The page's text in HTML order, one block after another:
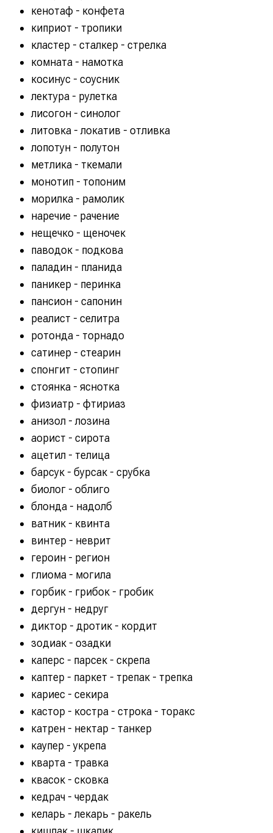
кенотаф - конфета
киприот - тропики
кластер - сталкер - стрелка
комната - намотка
косинус - соусник
лектура - рулетка
лисогон - синолог
литовка - локатив - отливка
лопотун - полутон
метлика - ткемали
монотип - топоним
морилка - рамолик
наречие - рачение
нещечко - щеночек
паводок - подкова
паладин - планида
паникер - перинка
пансион - сапонин
реалист - селитра
ротонда - торнадо
сатинер - стеарин
спонгит - стопинг
стоянка - яснотка
физиатр - фтириаз
анизол - лозина
аорист - сирота
ацетил - телица
барсук - бурсак - срубка
биолог - облиго
блонда - надолб
ватник - квинта
винтер - неврит
героин - регион
глиома - могила
горбик - грибок - гробик
дергун - недруг
диктор - дротик - кордит
зодиак - озадки
каперс - парсек - скрепа
каптер - паркет - трепак - трепка
кариес - секира
кастор - костра - строка - торакс
катрен - нектар - танкер
каупер - укрепа
кварта - травка
квасок - сковка
кедрач - чердак
келарь - лекарь - ракель